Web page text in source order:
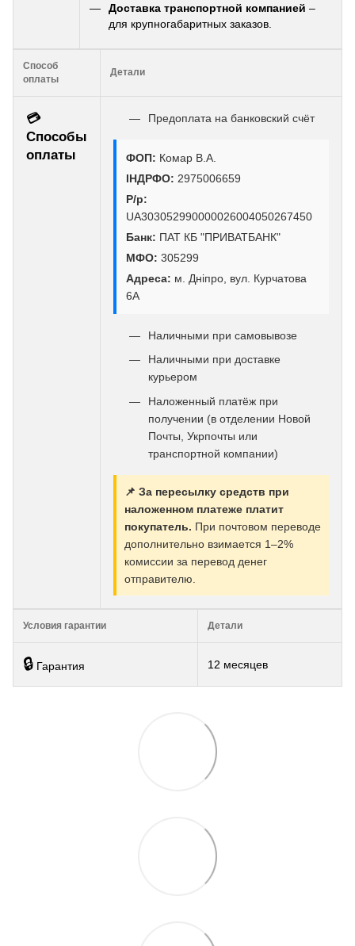
Доставка транспортной компанией –
для крупногабаритных заказов.
Способ
оплаты
Детали
💳
Способы
оплаты
Предоплата на банковский счёт
ФОП: Комар В.А.
ІНДРФО: 2975006659
Р/р:
UA303052990000026004050267450
Банк: ПАТ КБ "ПРИВАТБАНК"
МФО: 305299
Адреса: м. Дніпро, вул. Курчатова
6А
Наличными при самовывозе
Наличными при доставке
курьером
Наложенный платёж при
получении (в отделении Новой
Почты, Укрпочты или
транспортной компании)
📌 За пересылку средств при
наложенном платеже платит
покупатель. При почтовом переводе
дополнительно взимается 1–2%
комиссии за перевод денег
отправителю.
Условия гарантии Детали
🔒 Гарантия 12 месяцев